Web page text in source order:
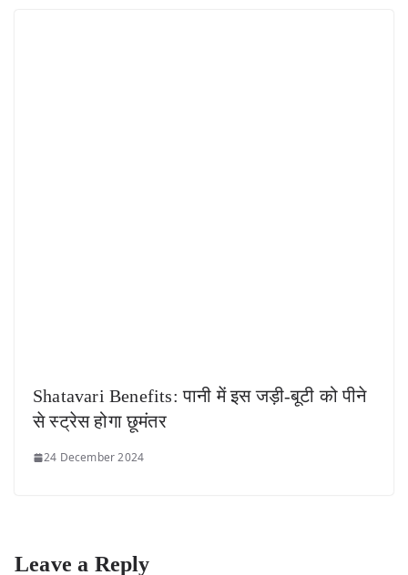
Shatavari Benefits: पानी में इस जड़ी-बूटी को पीने
से स्ट्रेस होगा छूमंतर
24 December 2024
Leave a Reply